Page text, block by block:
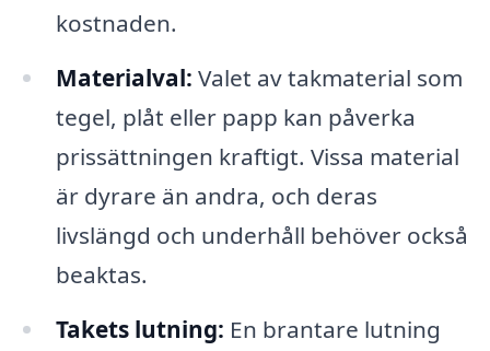
kostnaden.
Materialval: Valet av takmaterial som
tegel, plåt eller papp kan påverka
prissättningen kraftigt. Vissa material
är dyrare än andra, och deras
livslängd och underhåll behöver också
beaktas.
Takets lutning: En brantare lutning